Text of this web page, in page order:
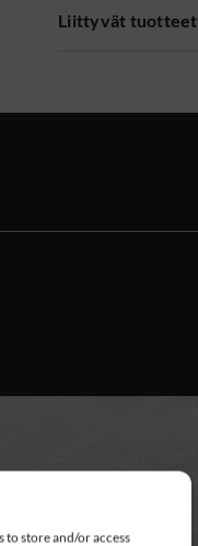
to store and/or access
Liittyvät tuotteet